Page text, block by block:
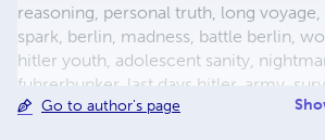
reasoning, personal truth, long
spark, berlin, madness, battle berlin,
hitler youth, adolescent sanity,
fuhrerbunker, last days hitler, army,
mortality, reich chancellery, drunk
Go to author's page